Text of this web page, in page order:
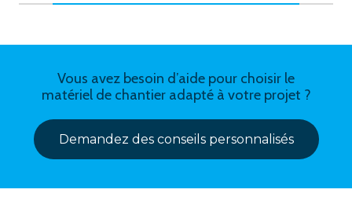
Vous avez besoin d’aide pour choisir le
matériel de chantier adapté à votre projet ?
Demandez des conseils personnalisés